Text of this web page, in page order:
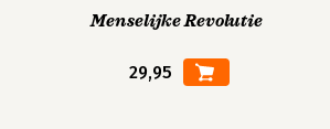
Menselijke Revolutie
29,95